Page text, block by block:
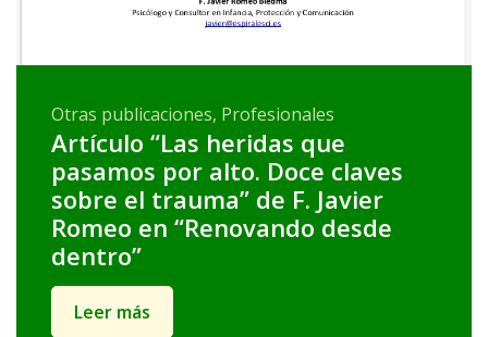
Otras publicaciones, Profesionales
Artículo “Las heridas que
pasamos por alto. Doce claves
sobre el trauma” de F. Javier
Romeo en “Renovando desde
dentro”
Leer más